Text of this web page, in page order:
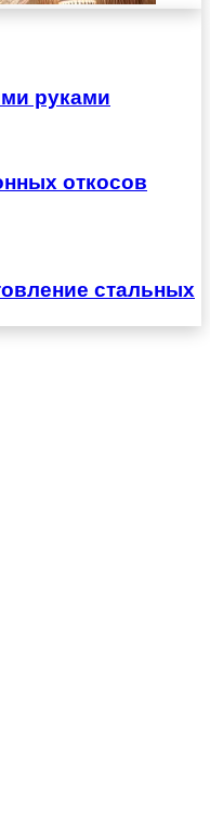
руками
откосов
стальных